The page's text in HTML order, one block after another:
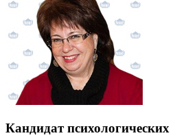
Кандидат психологических